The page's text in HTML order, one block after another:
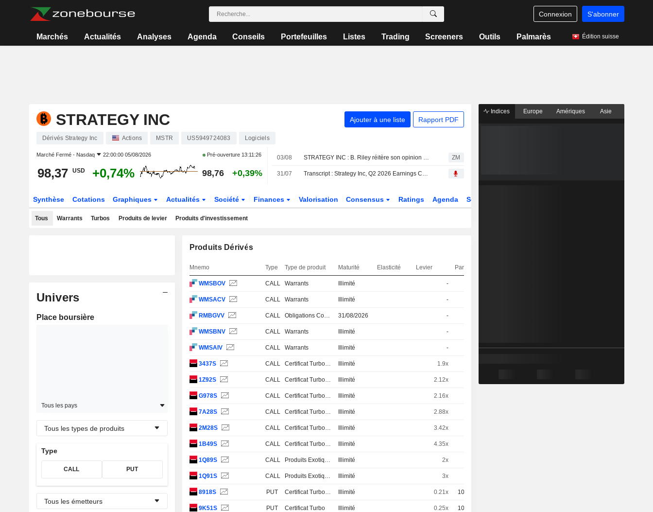
Connexion S'abonner
Marchés Actualités Analyses Agenda Conseils Portefeuilles Listes Trading Screeners Outils Palmarès Édition suisse
STRATEGY INC Ajouter à une liste Rapport PDF
Dérivés Strategy Inc Actions MSTR US5949724083 Logiciels
Marché Fermé - Nasdaq 22:00:00 05/08/2026 Pré-ouverture 13:11:26
98,37 USD +0,74% 98,76 +0,39%
03/08 STRATEGY INC : B. Riley réitère son opinion positive sur le titre ZM
31/07 Transcript : Strategy Inc, Q2 2026 Earnings Call, Jul 30, 2026
Synthèse Cotations Graphiques Actualités Société Finances Valorisation Consensus Ratings Agenda Secteur
Tous Warrants Turbos Produits de levier Produits d'investissement
Univers
Place boursière
Tous les pays
Tous les types de produits
Type
CALL PUT
Tous les émetteurs
Produits Dérivés
Mnemo Type Type de produit Maturité Elasticité Levier Parité
WMSBOV CALL Warrants Illimité -
WMSACV CALL Warrants Illimité -
RMBGVV CALL Obligations Convertibles 31/08/2026 -
WMSBNV CALL Warrants Illimité -
WMSAIV CALL Warrants Illimité - -CHF
3437S CALL Certificat Turbo Stop Loss Illimité 1.9x
1Z92S CALL Certificat Turbo Stop Loss Illimité 2.12x
G978S CALL Certificat Turbo Stop Loss Illimité 2.16x
7A28S CALL Certificat Turbo Stop Loss Illimité 2.88x
2M28S CALL Certificat Turbo Stop Loss Illimité 3.42x
1B49S CALL Certificat Turbo Stop Loss Illimité 4.35x
1Q89S CALL Produits Exotiques Illimité 2x
1Q91S CALL Produits Exotiques Illimité 3x
8918S PUT Certificat Turbo Stop Loss Illimité 0.21x 100
9K51S PUT Certificat Turbo Illimité 0.25x 100
Indices Europe Amériques Asie